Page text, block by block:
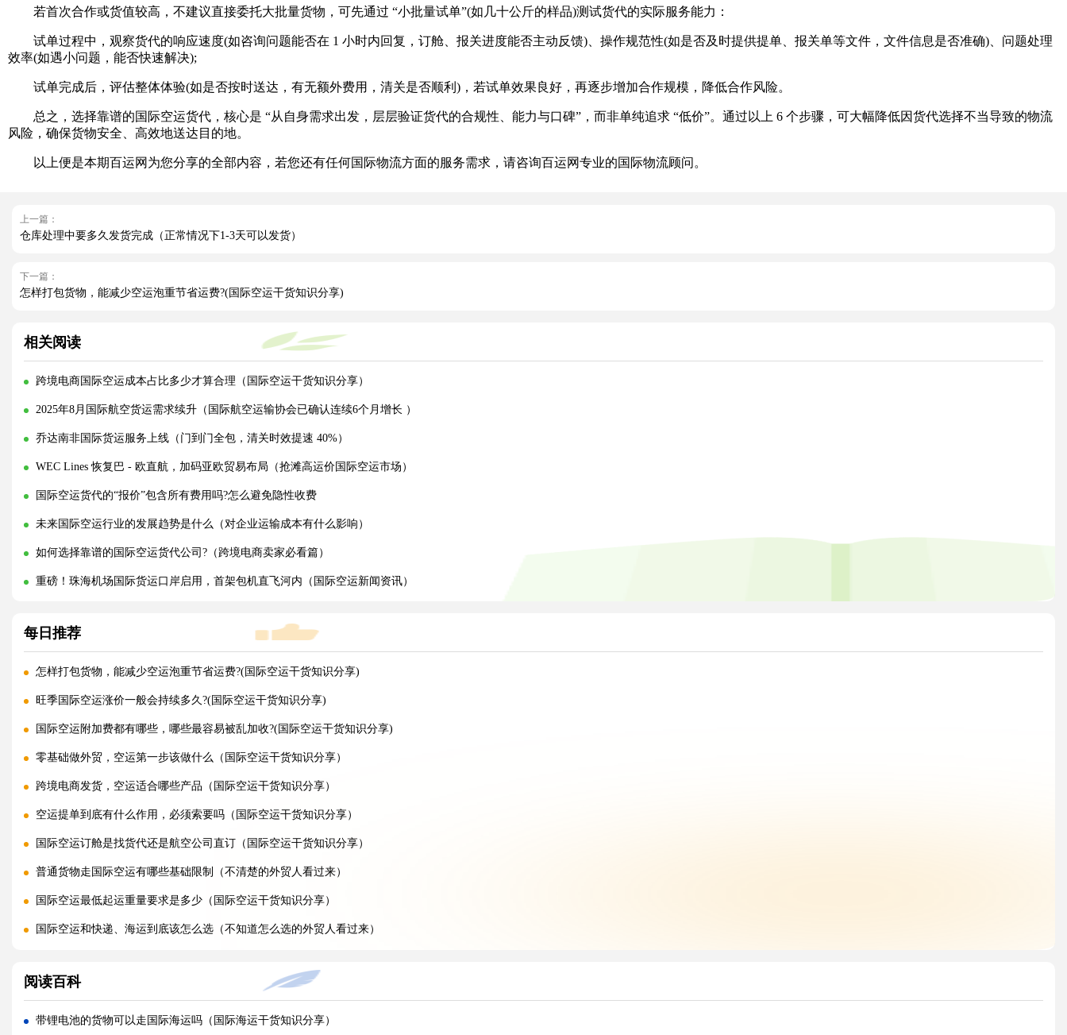
若首次合作或货值较高，不建议直接委托大批量货物，可先通过 “小批量试单”(如几十公斤的样品)测试货代的实际服务能力：
试单过程中，观察货代的响应速度(如咨询问题能否在 1 小时内回复，订舱、报关进度能否主动反馈)、操作规范性(如是否及时提供提单、报关单等文件，文件信息是否准确)、问题处理
效率(如遇小问题，能否快速解决);
试单完成后，评估整体体验(如是否按时送达，有无额外费用，清关是否顺利)，若试单效果良好，再逐步增加合作规模，降低合作风险。
总之，选择靠谱的国际空运货代，核心是 “从自身需求出发，层层验证货代的合规性、能力与口碑”，而非单纯追求 “低价”。通过以上 6 个步骤，可大幅降低因货代选择不当导致的物流
风险，确保货物安全、高效地送达目的地。
以上便是本期百运网为您分享的全部内容，若您还有任何国际物流方面的服务需求，请咨询百运网专业的国际物流顾问。
上一篇：
仓库处理中要多久发货完成（正常情况下1-3天可以发货）
下一篇：
怎样打包货物，能减少空运泡重节省运费?(国际空运干货知识分享)
相关阅读
跨境电商国际空运成本占比多少才算合理（国际空运干货知识分享）
2025年8月国际航空货运需求续升（国际航空运输协会已确认连续6个月增长 ）
乔达南非国际货运服务上线（门到门全包，清关时效提速 40%）
WEC Lines 恢复巴 - 欧直航，加码亚欧贸易布局（抢滩高运价国际空运市场）
国际空运货代的“报价”包含所有费用吗?怎么避免隐性收费
未来国际空运行业的发展趋势是什么（对企业运输成本有什么影响）
如何选择靠谱的国际空运货代公司?（跨境电商卖家必看篇）
重磅！珠海机场国际货运口岸启用，首架包机直飞河内（国际空运新闻资讯）
每日推荐
怎样打包货物，能减少空运泡重节省运费?(国际空运干货知识分享)
旺季国际空运涨价一般会持续多久?(国际空运干货知识分享)
国际空运附加费都有哪些，哪些最容易被乱加收?(国际空运干货知识分享)
零基础做外贸，空运第一步该做什么（国际空运干货知识分享）
跨境电商发货，空运适合哪些产品（国际空运干货知识分享）
空运提单到底有什么作用，必须索要吗（国际空运干货知识分享）
国际空运订舱是找货代还是航空公司直订（国际空运干货知识分享）
普通货物走国际空运有哪些基础限制（不清楚的外贸人看过来）
国际空运最低起运重量要求是多少（国际空运干货知识分享）
国际空运和快递、海运到底该怎么选（不知道怎么选的外贸人看过来）
国际空运流程完整步骤是什么（国际空运干货知识分享）
节假日国际航班大面积缩减，空运滞港该如何加急提取?(国际空运干货知识分享)
阅读百科
带锂电池的货物可以走国际海运吗（国际海运干货知识分享）